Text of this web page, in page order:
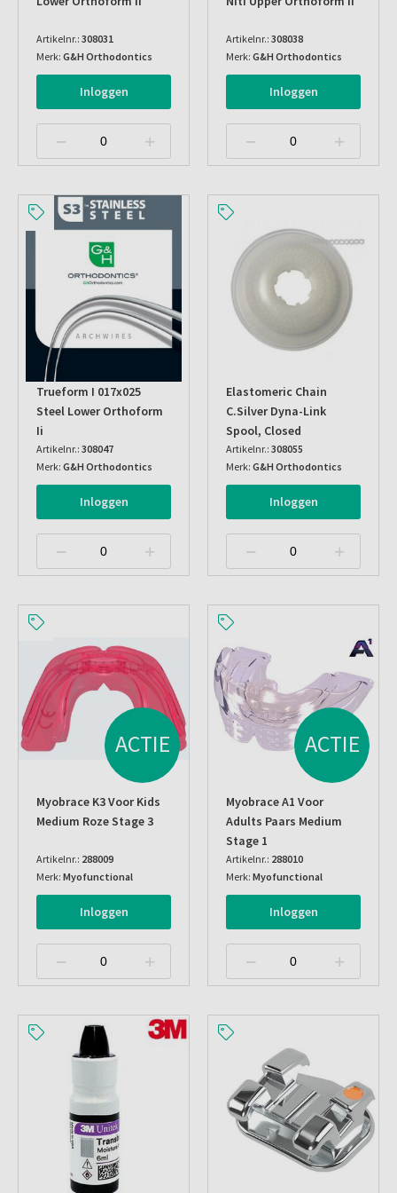
Artikelnr.: 308031
Merk: G&H Orthodontics
Inloggen
Artikelnr.: 308038
Merk: G&H Orthodontics
Inloggen
Trueform I 017x025
Steel Lower Orthoform
Ii
Artikelnr.: 308047
Merk: G&H Orthodontics
Inloggen
Elastomeric Chain
C.silver Dyna-Link
Spool, Closed
Artikelnr.: 308055
Merk: G&H Orthodontics
Inloggen
ACTIE
Myobrace K3 Voor Kids
Medium Roze Stage 3
Artikelnr.: 288009
Merk: Myofunctional
Inloggen
ACTIE
Myobrace A1 Voor
Adults Paars Medium
Stage 1
Artikelnr.: 288010
Merk: Myofunctional
Inloggen